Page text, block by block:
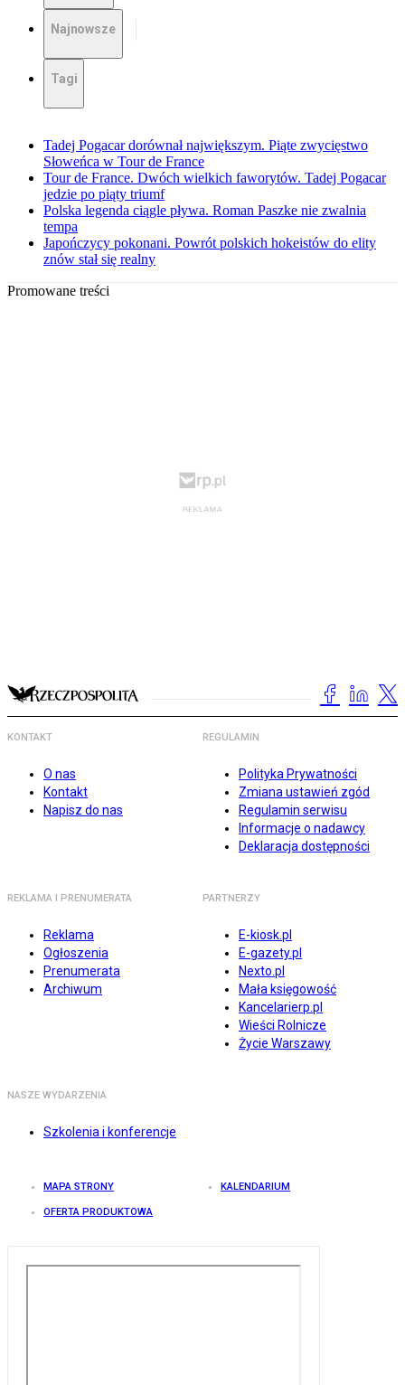
Najnowsze
Tagi
Tadej Pogacar dorównał największym. Piąte zwycięstwo
Słoweńca w Tour de France
Tour de France. Dwóch wielkich faworytów. Tadej Pogacar
jedzie po piąty triumf
Polska legenda ciągle pływa. Roman Paszke nie zwalnia
tempa
Japończycy pokonani. Powrót polskich hokeistów do elity
znów stał się realny
Promowane treści
KONTAKT
O nas
Kontakt
Napisz do nas
REGULAMIN
Polityka Prywatności
Zmiana ustawień zgód
Regulamin serwisu
Informacje o nadawcy
Deklaracja dostępności
REKLAMA I PRENUMERATA
Reklama
Ogłoszenia
Prenumerata
Archiwum
PARTNERZY
E-kiosk.pl
E-gazety.pl
Nexto.pl
Mała księgowość
Kancelarierp.pl
Wieści Rolnicze
Życie Warszawy
NASZE WYDARZENIA
Szkolenia i konferencje
MAPA STRONY KALENDARIUM
OFERTA PRODUKTOWA